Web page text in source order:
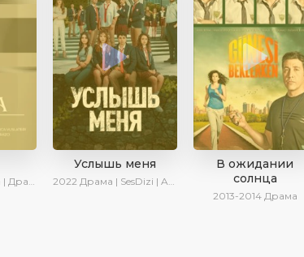
| Сериалы 2024
Услышь меня
2022 Драма | SesDizi | AveTurk | Turok1990
В ожидании
солнца
2013-2014 Драма